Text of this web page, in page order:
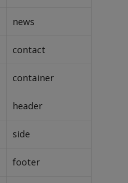
news
contact
container
header
side
footer